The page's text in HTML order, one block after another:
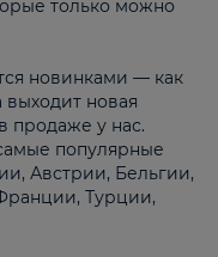
только можно
новинками — как
выходит новая
продаже у нас.
популярные
Австрии, Бельгии,
Турции,